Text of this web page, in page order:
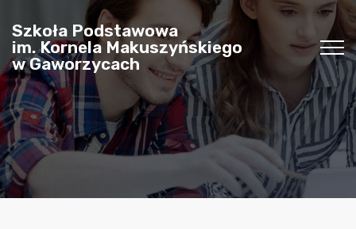
Szkoła Podstawowa
im. Kornela Makuszyńskiego
w Gaworzycach